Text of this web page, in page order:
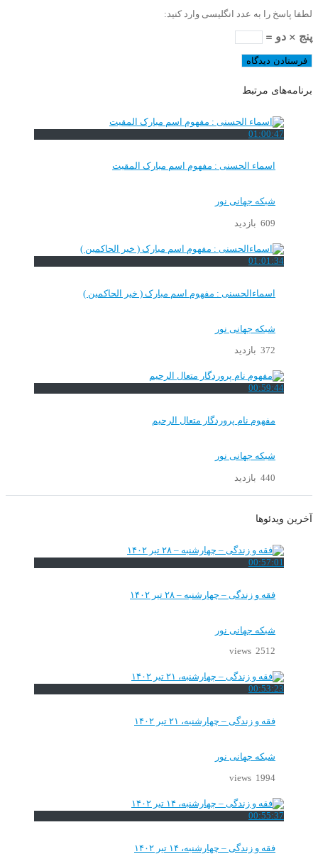
لطفا پاسخ را به عدد انگلیسی وارد کنید:
پنج × دو =
برنامه‌های مرتبط
01:00:47
اسماء الحسنی : مفهوم اسم مبارک المقیت
شبکه جهانی نور
609 بازدید
01:01:34
اسماءالحسنی : مفهوم اسم مبارک ( خیر الحاکمین )
شبکه جهانی نور
372 بازدید
00:59:44
مفهوم نام پروردگار متعال الرحیم
شبکه جهانی نور
440 بازدید
آخرین ویدئوها
00:57:01
فقه و زندگی – چهارشنبه – ۲۸ تیر ۱۴۰۲
شبکه جهانی نور
2512 views
00:53:23
فقه و زندگی – چهارشنبه، ۲۱ تیر ۱۴۰۲
شبکه جهانی نور
1994 views
00:55:37
فقه و زندگی – چهارشنبه، ۱۴ تیر ۱۴۰۲